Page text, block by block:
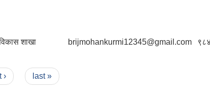
शाखा brijmohankurmi12345@gmail.com
› last »